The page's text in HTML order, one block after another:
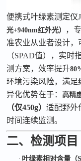
便携式叶绿素测定仪
光+940nm红外光）
，
准农业从业者设计，
（SPAD值），实时
测方案，效率提升
环境污染风险，满足
异化优势在于：高精
（仅450g）适配野外
时间连续监测。
二、检测项目
· 叶绿素相对含量（